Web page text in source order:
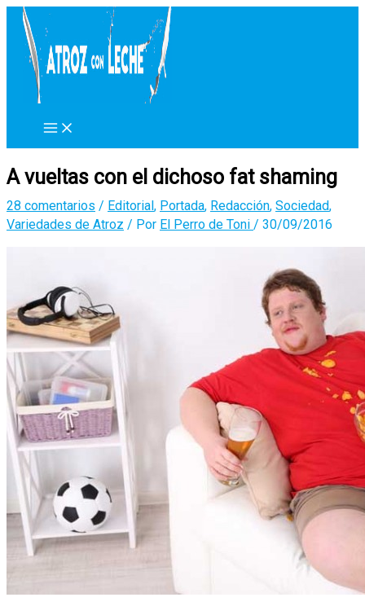
contenido
A vueltas con el dichoso fat shaming
28 comentarios / Editorial, Portada, Redacción, Sociedad,
Variedades de Atroz / Por El Perro de Toni / 30/09/2016